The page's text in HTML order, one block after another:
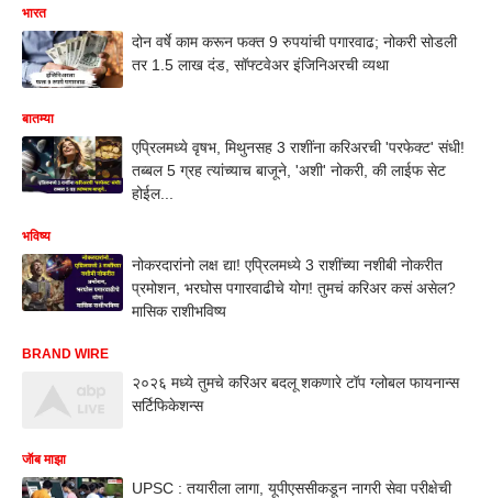
भारत
दोन वर्षे काम करून फक्त 9 रुपयांची पगारवाढ; नोकरी सोडली
तर 1.5 लाख दंड, सॉफ्टवेअर इंजिनिअरची व्यथा
बातम्या
एप्रिलमध्ये वृषभ, मिथुनसह 3 राशींना करिअरची 'परफेक्ट' संधी!
तब्बल 5 ग्रह त्यांच्याच बाजूने, 'अशी' नोकरी, की लाईफ सेट
होईल...
भविष्य
नोकरदारांनो लक्ष द्या! एप्रिलमध्ये 3 राशींच्या नशीबी नोकरीत
प्रमोशन, भरघोस पगारवाढीचे योग! तुमचं करिअर कसं असेल?
मासिक राशीभविष्य
BRAND WIRE
२०२६ मध्ये तुमचे करिअर बदलू शकणारे टॉप ग्लोबल फायनान्स
सर्टिफिकेशन्स
जॅाब माझा
UPSC : तयारीला लागा, यूपीएससीकडून नागरी सेवा परीक्षेची